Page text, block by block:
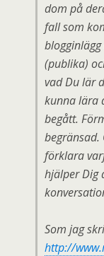
dom på
fall som
(publika)
vad Du lär
kunna lära
begått.
förklara
hjälper Dig
Som jag
http://